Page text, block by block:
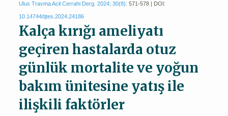
Ulus Travma Acil Cerrahi Derg. 2024; 30(8): 571-578 | DOI:
10.14744/tjtes.2024.24186
Kalça kırığı ameliyatı
geçiren hastalarda otuz
günlük mortalite ve yoğun
bakım ünitesine yatış ile
ilişkili faktörler